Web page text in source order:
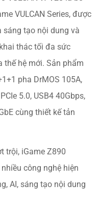
VULCAN Series, được
sáng tạo nội dung và
thác tối đa sức
thế hệ mới. Sản phẩm
pha DrMOS 105A,
5.0, USB4 40Gbps,
cùng thiết kế tản
trội, iGame Z890
công nghệ hiện
AI, sáng tạo nội dung